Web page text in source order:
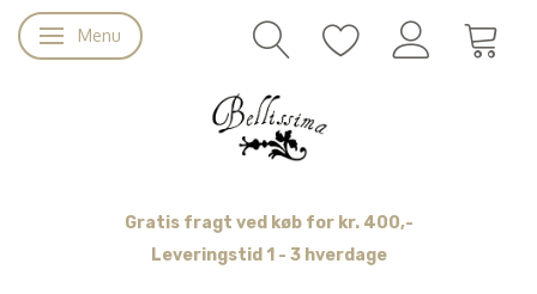
Skifte navigation
Menu
Gratis fragt ved køb for kr. 400,-
Leveringstid 1 - 3 hverdage